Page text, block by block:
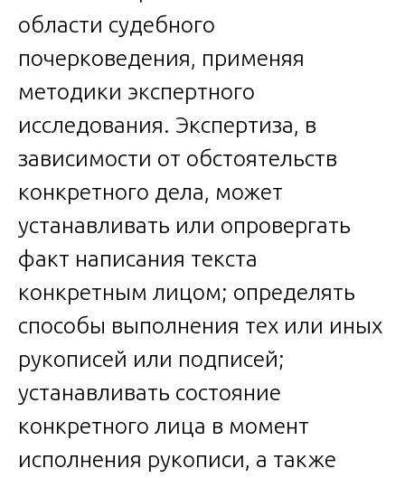
области судебного
почерковедения, применяя
методики экспертного
исследования. Экспертиза, в
зависимости от обстоятельств
конкретного дела, может
устанавливать или опровергать
факт написания текста
конкретным лицом; определять
способы выполнения тех или иных
рукописей или подписей;
устанавливать состояние
конкретного лица в момент
исполнения рукописи, а также